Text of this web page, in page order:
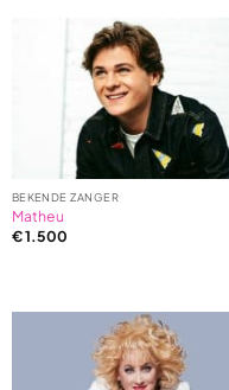
BEKENDE ZANGER
Matheu
€1.500